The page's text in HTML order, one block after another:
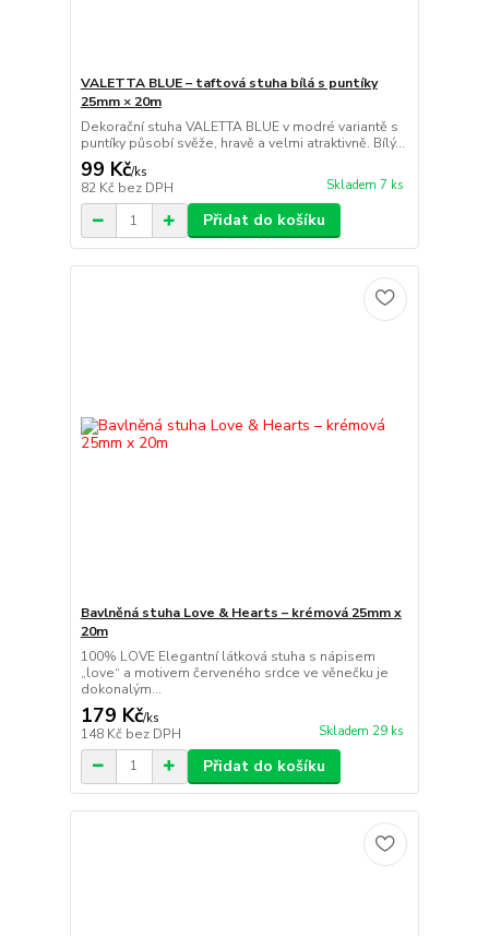
VALETTA BLUE – taftová stuha bílá s puntíky
25mm × 20m
Dekorační stuha VALETTA BLUE v modré variantě s
puntíky působí svěže, hravě a velmi atraktivně. Bílý...
99 Kč/ks
82 Kč bez DPH Skladem 7 ks
Přidat do košíku
Bavlněná stuha Love & Hearts – krémová 25mm x
20m
100% LOVE Elegantní látková stuha s nápisem
„love“ a motivem červeného srdce ve věnečku je
dokonalým...
179 Kč/ks
148 Kč bez DPH Skladem 29 ks
Přidat do košíku